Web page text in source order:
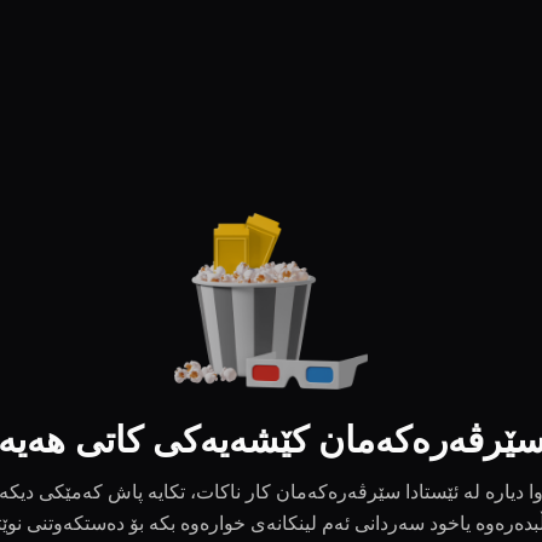
کێشەیەکی کاتی
وا دیارە لە ئێستادا سێرڤەرەکەمان کار ناکات، تکایە پاش کەمێکی دیکە
یاخود سەردانی ئەم لینکانەی خوارەوە بکە بۆ دەستکەوتنی